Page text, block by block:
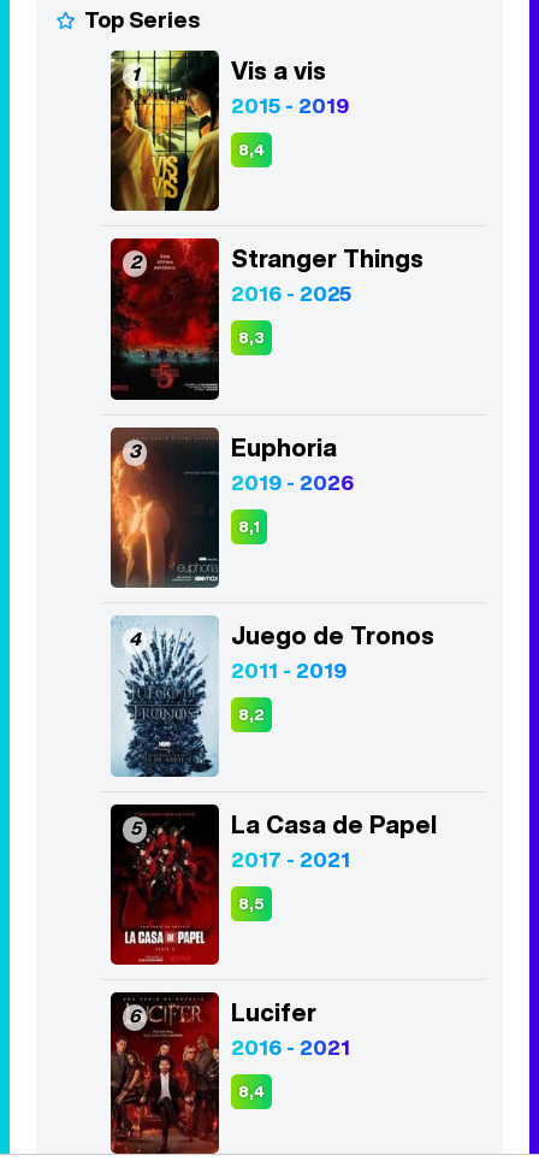
2 Stranger Things
2016 - 2025
8,3
3 Euphoria
2019 - 2026
8,1
4 Juego de Tronos
2011 - 2019
8,2
5 La Casa de Papel
2017 - 2021
8,5
6 Lucifer
2016 - 2021
8,4
7 The Walking Dead
2010 - 2022
7,9